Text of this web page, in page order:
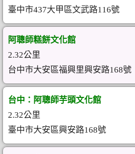
臺中市437大甲區文武路116號
阿聰師糕餅文化館
2.32公里
台中市大安區福興里興安路168號
台中：阿聰師芋頭文化館
2.32公里
臺中市大安區興安路168號